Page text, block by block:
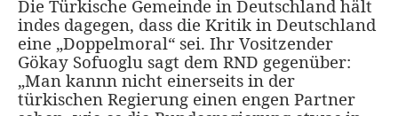
Die Türkische Gemeinde in Deutschland hält
indes dagegen, dass die Kritik in Deutschland
eine „Doppelmoral“ sei. Ihr Vositzender
Gökay Sofuoglu sagt dem RND gegenüber:
„Man kannn nicht einerseits in der
türkischen Regierung einen engen Partner